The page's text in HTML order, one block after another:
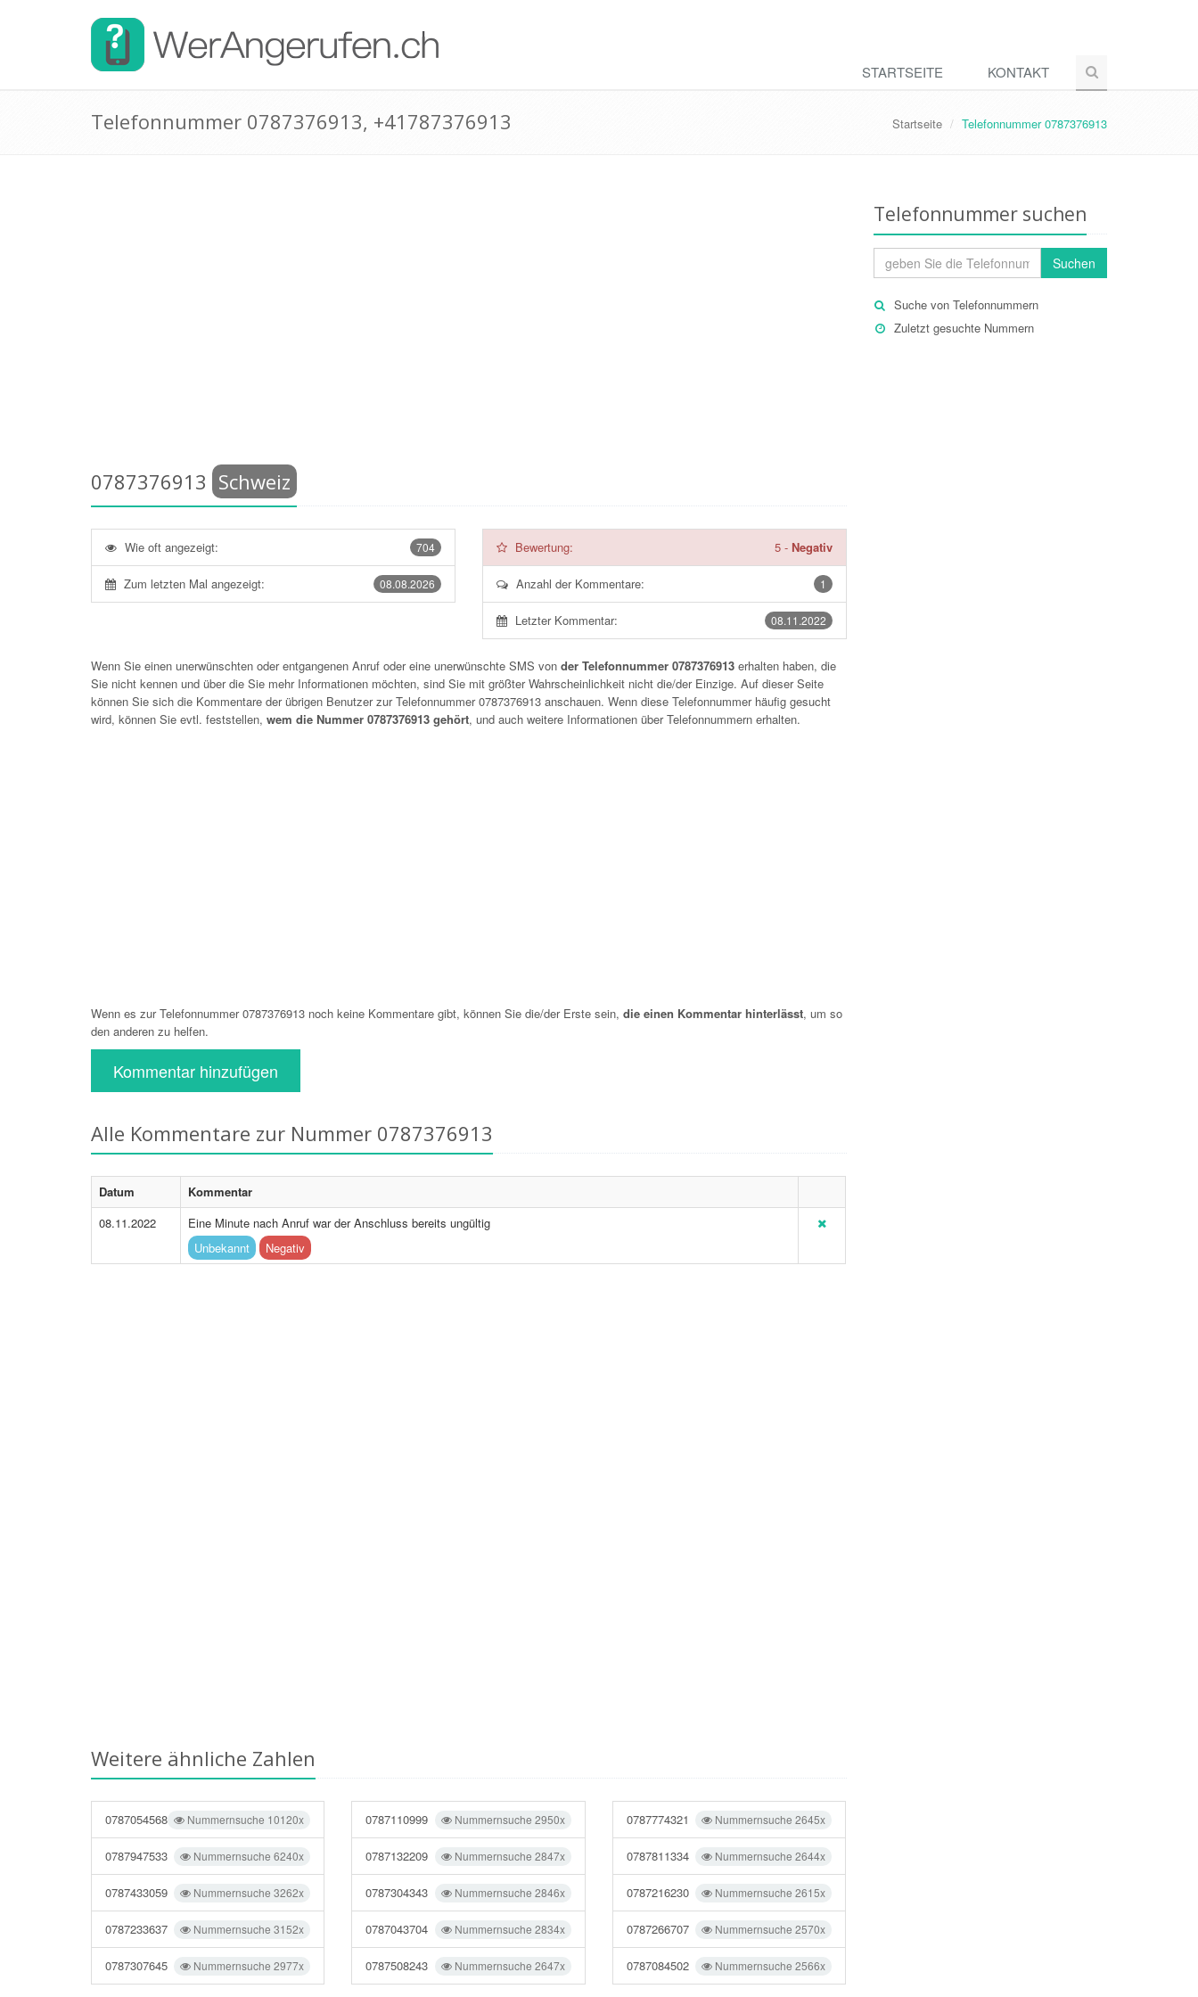
STARTSEITE KONTAKT
Telefonnummer 0787376913, +41787376913 Startseite Telefonnummer 0787376913
0787376913 Schweiz
704
Wie oft angezeigt:
08.08.2026
Zum letzten Mal angezeigt:
Bewertung: 5- Negativ
1
Anzahl der Kommentare:
08.11.2022
Letzter Kommentar:
Wenn Sie einen unerwünschten oder entgangenen Anruf oder eine unerwünschte SMS von der Telefonnummer 0787376913 erhalten haben, die
Sie nicht kennen und über die Sie mehr Informationen möchten, sind Sie mit größter Wahrscheinlichkeit nicht die/der Einzige. Auf dieser Seite
können Sie sich die Kommentare der übrigen Benutzer zur Telefonnummer0787376913 anschauen. Wenn diese Telefonnummer häufig gesucht
wird, können Sie evtl. feststellen, wem die Nummer 0787376913 gehört, und auch weitere Informationen über Telefonnummern erhalten.
Wenn es zur Telefonnummer 0787376913 noch keine Kommentare gibt, können Sie die/der Erste sein, die einen Kommentar hinterlässt, um so
den anderen zu helfen.
Kommentar hinzufügen
Alle Kommentare zur Nummer 0787376913
Datum
Kommentar
08.11.2022
Eine Minute nach Anruf war der Anschluss bereits ungültig
Unbekannt
Negativ
Weitere ähnliche Zahlen
Nummernsuche 10120x
0787054568
Nummernsuche 6240x
0787947533
Nummernsuche 3262x
0787433059
Nummernsuche 3152x
0787233637
Nummernsuche 2977x
0787307645
Nummernsuche 2950x
0787110999
Nummernsuche 2847x
0787132209
Nummernsuche 2846x
0787304343
Nummernsuche 2834x
0787043704
Nummernsuche 2647x
0787508243
Nummernsuche 2645x
0787774321
Nummernsuche 2644x
0787811334
Nummernsuche 2615x
0787216230
Nummernsuche 2570x
0787266707
Nummernsuche 2566x
0787084502
Telefonnummer suchen
Suchen
Suche von Telefonnummern
Zuletzt gesuchte Nummern